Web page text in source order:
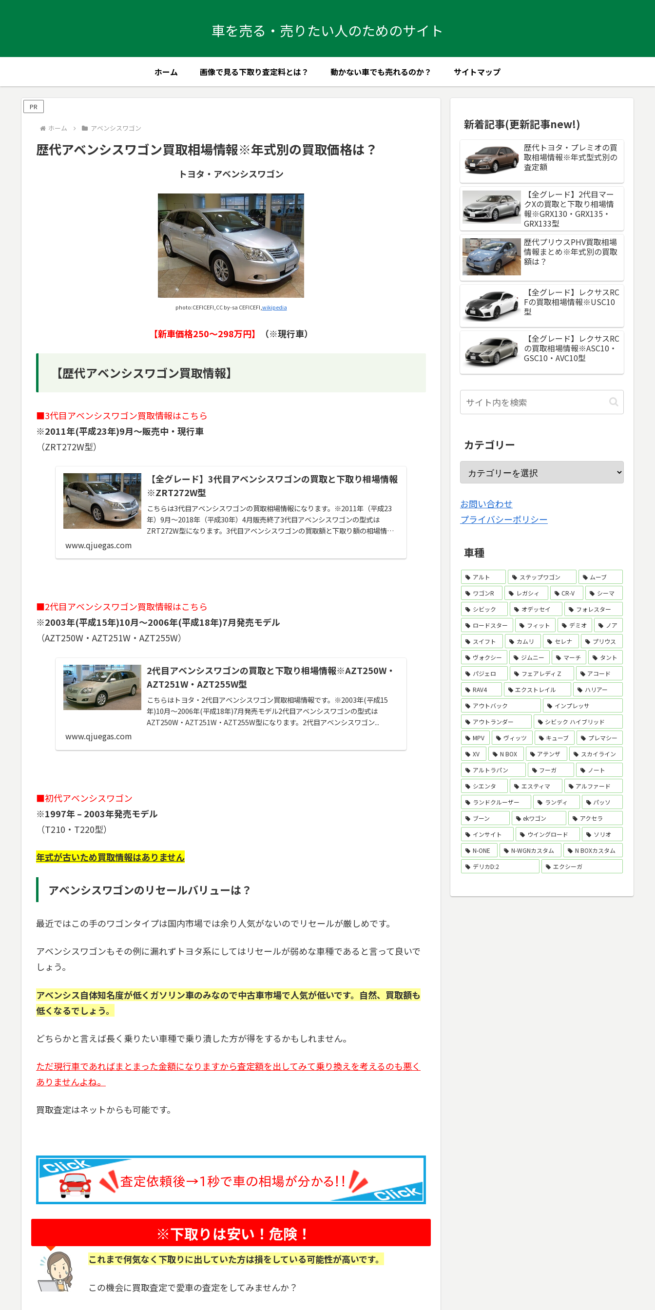
車を売る・売りたい人のためのサイト
ホーム 画像で見る下取り査定料とは？ 動かない車でも売れるのか？ サイトマップ
PR
ホーム アベンシスワゴン
歴代アベンシスワゴン買取相場情報※年式別の買取価格は？
トヨタ・アベンシスワゴン
photo:CEFICEFI,CC by-sa CEFICEFI, wikipedia
【新車価格250～298万円】 （※現行車）
【歴代アベンシスワゴン買取情報】
■3代目アベンシスワゴン買取情報はこちら
※2011年(平成23年)9月～販売中・現行車
（ZRT272W型）
【全グレード】3代目アベンシスワゴンの買取と下取り相場情報
※ZRT272W型
こちらは3代目アベンシスワゴンの買取相場情報になります。※2011年（平成23
年）9月～2018年（平成30年）4月販売終了3代目アベンシスワゴンの型式は
ZRT272W型になります。3代目アベンシスワゴンの買取額と下取り額の相場情報
www.qjuegas.com
■2代目アベンシスワゴン買取情報はこちら
※2003年(平成15年)10月～2006年(平成18年)7月発売モデル
（AZT250W・AZT251W・AZT255W）
2代目アベンシスワゴンの買取と下取り相場情報※AZT250W・
AZT251W・AZT255W型
こちらはトヨタ・2代目アベンシスワゴン買取相場情報です。※2003年(平成15
年)10月～2006年(平成18年)7月発売モデル2代目アベンシスワゴンの型式は
AZT250W・AZT251W・AZT255W型になります。2代目アベンシスワゴン...
www.qjuegas.com
■初代アベンシスワゴン
※1997年 – 2003年発売モデル
（T210・T220型）
年式が古いため買取情報はありません
アベンシスワゴンのリセールバリューは？
最近ではこの手のワゴンタイプは国内市場では余り人気がないのでリセールが厳しめです。
アベンシスワゴンもその例に漏れずトヨタ系にしてはリセールが弱めな車種であると言って良いで
しょう。
アベンシス自体知名度が低くガソリン車のみなので中古車市場で人気が低いです。自然、買取額も
低くなるでしょう。
どちらかと言えば長く乗りたい車種で乗り潰した方が得をするかもしれません。
ただ現行車であればまとまった金額になりますから査定額を出してみて乗り換えを考えるのも悪く
ありませんよね。
買取査定はネットからも可能です。
※下取りは安い！危険！
これまで何気なく下取りに出していた方は損をしている可能性が高いです。
この機会に買取査定で愛車の査定をしてみませんか？
新着記事(更新記事new!)
歴代トヨタ・プレミオの買
取相場情報※年式型式別の
査定額
【全グレード】2代目マー
クXの買取と下取り相場情
報※GRX130・GRX135・
GRX133型
歴代プリウスPHV買取相場
情報まとめ※年式別の買取
額は？
【全グレード】レクサスRC
Fの買取相場情報※USC10
型
【全グレード】レクサスRC
の買取相場情報※ASC10・
GSC10・AVC10型
カテゴリー
お問い合わせ
プライバシーポリシー
車種
アルト ステップワゴン
ムーブ
ワゴンR
レガシィ CR-V
シーマ
シビック
オデッセイ
フォレスター
ロードスター
フィット デミオ
ノア
スイフト
カムリ セレナ
プリウス
ヴォクシー
ジムニー マーチ
タント
パジェロ
フェアレディＺ
アコード
RAV4
エクストレイル
ハリアー
アウトバック
インプレッサ
アウトランダー
シビック ハイブリッド
MPV
ヴィッツ キューブ
プレマシー
XV
N BOX アテンザ
スカイライン
アルトラパン
フーガ
ノート
シエンタ
エスティマ
アルファード
ランドクルーザー
ランディ
パッソ
ブーン
ekワゴン
アクセラ
インサイト
ウイングロード
ソリオ
N-ONE
N-WGNカスタム
N BOXカスタム
デリカD:2
エクシーガ